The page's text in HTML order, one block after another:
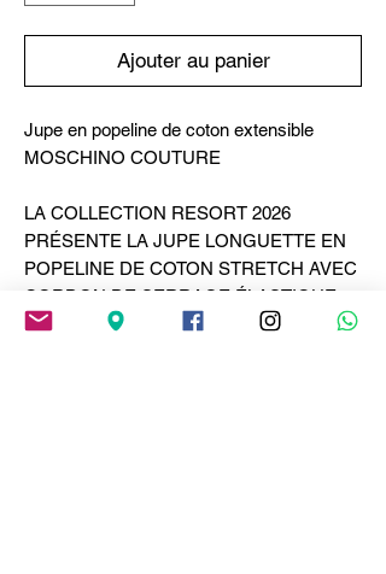
Ajouter au panier
Jupe en popeline de coton extensible
MOSCHINO COUTURE
LA COLLECTION RESORT 2026
PRÉSENTE LA JUPE LONGUETTE EN
POPELINE DE COTON STRETCH AVEC
CORDON DE SERRAGE ÉLASTIQUE.
A-LINE FIT